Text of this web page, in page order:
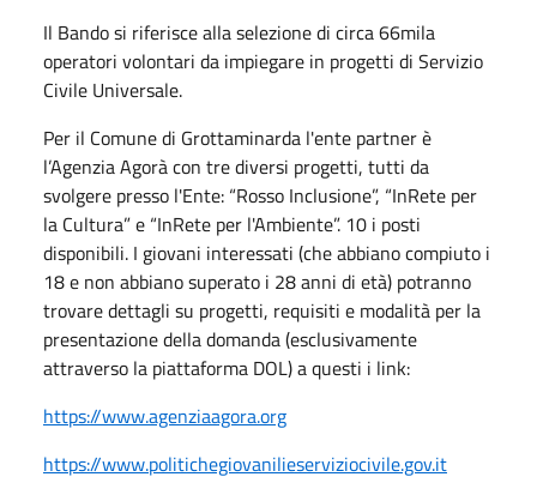
Il Bando si riferisce alla selezione di circa 66mila
operatori volontari da impiegare in progetti di Servizio
Civile Universale.
Per il Comune di Grottaminarda l'ente partner è
l’Agenzia Agorà con tre diversi progetti, tutti da
svolgere presso l'Ente: “Rosso Inclusione”, “InRete per
la Cultura” e “InRete per l'Ambiente”. 10 i posti
disponibili. I giovani interessati (che abbiano compiuto i
18 e non abbiano superato i 28 anni di età) potranno
trovare dettagli su progetti, requisiti e modalità per la
presentazione della domanda (esclusivamente
attraverso la piattaforma DOL) a questi i link:
https://www.agenziaagora.org
https://www.politichegiovanilieserviziocivile.gov.it